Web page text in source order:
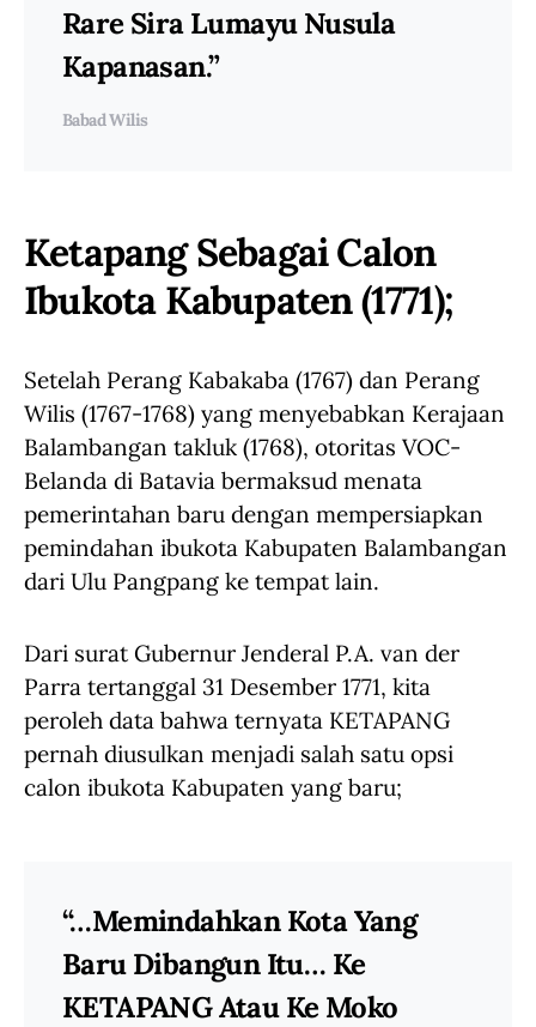
Rare Sira Lumayu Nusula
Kapanasan.”
Babad Wilis
Ketapang Sebagai Calon
Ibukota Kabupaten (1771);
Setelah Perang Kabakaba (1767) dan Perang
Wilis (1767-1768) yang menyebabkan Kerajaan
Balambangan takluk (1768), otoritas VOC-
Belanda di Batavia bermaksud menata
pemerintahan baru dengan mempersiapkan
pemindahan ibukota Kabupaten Balambangan
dari Ulu Pangpang ke tempat lain.
Dari surat Gubernur Jenderal P.A. van der
Parra tertanggal 31 Desember 1771, kita
peroleh data bahwa ternyata KETAPANG
pernah diusulkan menjadi salah satu opsi
calon ibukota Kabupaten yang baru;
“…memindahkan Kota Yang
Baru Dibangun Itu… Ke
KETAPANG Atau Ke Moko